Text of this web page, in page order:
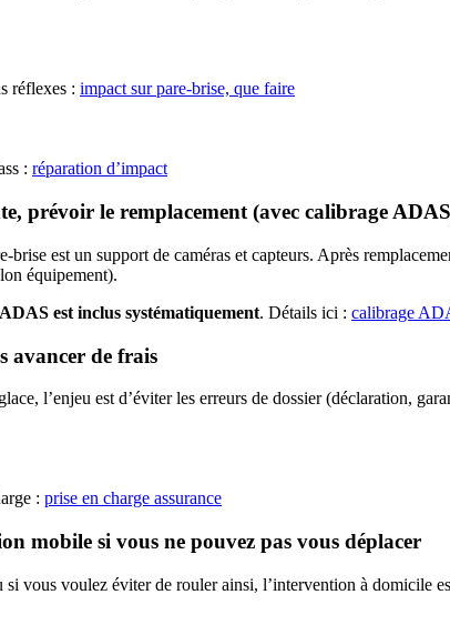
réflexes : impact sur pare-brise, que faire
: réparation d’impact
prévoir le remplacement (avec calibrage
brise est un support de caméras et capteurs. Après
équipement).
est inclus systématiquement. Détails ici : calibrage
avancer de frais
l’enjeu est d’éviter les erreurs de dossier (déclaration,
: prise en charge assurance
mobile si vous ne pouvez pas vous déplacer
si vous voulez éviter de rouler ainsi, l’intervention à domicile